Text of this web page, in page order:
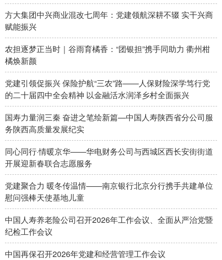
辽宁 吉林 上海 江苏
浙江
山东 河南 湖北 湖南
广东
四川 贵州 云南 西藏
陕西 甘肃 青海 宁夏
新疆 内蒙古
多语种频道
English Español Français عربى
Русский язык 日本語 한국어
Deutsch
方大集团中兴商业混改七周年：党建领航深耕不辍 实干兴商
赋能振兴
农担逐梦正当时｜谷雨育橘香：“团银担”携手同助力 衢州柑
橘焕新颜
党建引领促振兴 保险护航“三农”路——人保财险深学笃行党
的二十届四中全会精神 以金融活水润泽乡村全面振兴
国寿力量润三秦 奋进之笔绘新篇—中国人寿陕西省分公司服
务陕西高质量发展纪实
同心同行·情暖京华——华电财务公司与西城区西长安街街道
开展迎新春联合志愿服务
党建聚合力 暖冬传温情——南京银行北京分行携手共建单位
慰问强棒天使基地儿童
中国人寿养老险公司召开2026年工作会议、全面从严治党暨
纪检工作会议
中国再保召开2026年党建和经营管理工作会议